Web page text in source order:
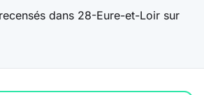
dans 28-Eure-et-Loir sur